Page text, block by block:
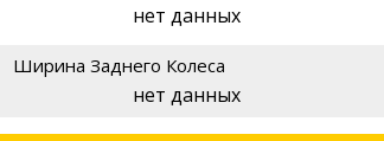
нет данных
Ширина Заднего Колеса
нет данных